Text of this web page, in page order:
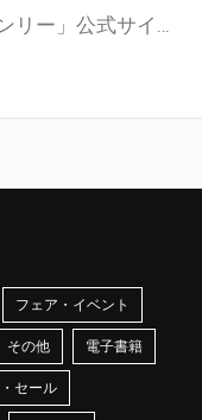
「とらのあなWEBオンリー」公式サイトでとらのあな通販の「割引クーポン」を配布中！ イベントごとに開催当日限定で使える割引クーポンのシリアルコードを発行します。 とらのあなWEBオンリーのページをチェックして、イベント当日にお得にお買い物を楽しみましょう♪ ※本キャンペーンは予告なく終了する場合がございます。 とらのあなWEBオンリーサイトはこちら
フェア・イベント
その他 電子書籍
セール